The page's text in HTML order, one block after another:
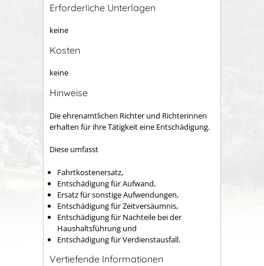
Erforderliche Unterlagen
keine
Kosten
keine
Hinweise
Die ehrenamtlichen Richter und Richterinnen
erhalten für ihre Tätigkeit eine Entschädigung.
Diese umfasst
Fahrtkostenersatz,
Entschädigung für Aufwand,
Ersatz für sonstige Aufwendungen,
Entschädigung für Zeitversäumnis,
Entschädigung für Nachteile bei der
Haushaltsführung und
Entschädigung für Verdienstausfall.
Vertiefende Informationen